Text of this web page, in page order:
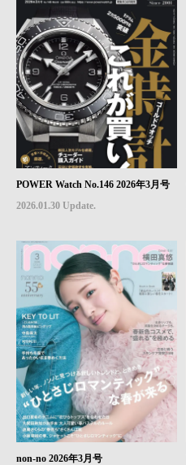
POWER Watch No.146 2026年3月号
2026.01.30 Update.
non-no 2026年3月号